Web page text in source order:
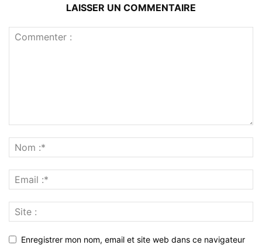
LAISSER UN COMMENTAIRE
Enregistrer mon nom, email et site web dans ce navigateur